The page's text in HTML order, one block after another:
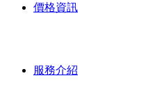
價格資訊
服務介紹